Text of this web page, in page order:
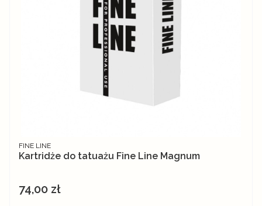
Kartridże do tatuażu Fine Line Magnum
PRODUCENT
FINE LINE
Cena
74,00 zł